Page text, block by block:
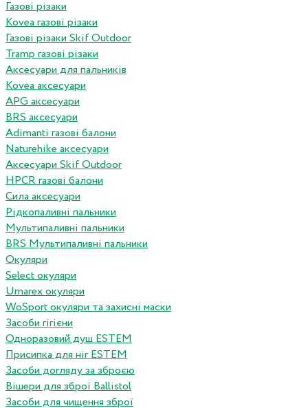
Газові різаки
Kovea газові різаки
Газові різаки Skif Outdoor
Tramp газові різаки
Аксесуари для пальників
Kovea аксесуари
APG аксесуари
BRS аксесуари
Adimanti газові балони
Naturehike аксесуари
Аксесуари Skif Outdoor
HPCR газові балони
Сила аксесуари
Рідкопаливні пальники
Мультипаливні пальники
BRS Мультипаливні пальники
Окуляри
Select окуляри
Umarex окуляри
WoSport окуляри та захисні маски
Засоби гігієни
Одноразовий душ ESTEM
Присипка для ніг ESTEM
Засоби догляду за зброєю
Вішери для зброї Ballistol
Засоби для чищення зброї